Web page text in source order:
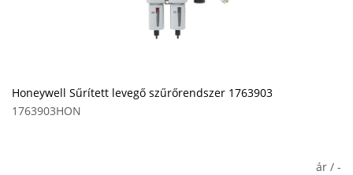
Honeywell Sűrített levegő szűrőrendszer 1763903
1763903HON
ár / -